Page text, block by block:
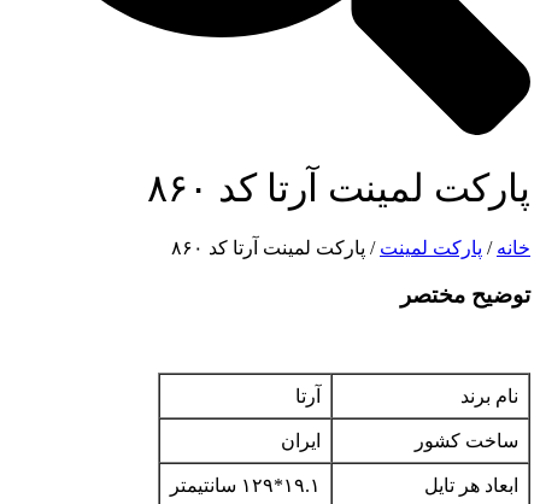
پارکت لمینت آرتا کد ۸۶۰
خانه / پارکت لمینت / پارکت لمینت آرتا کد ۸۶۰
توضیح مختصر
نام برند آرتا
ساخت کشور ایران
ابعاد هر تایل ۱۹.۱*۱۲۹ سانتیمتر